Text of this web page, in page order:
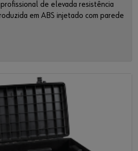
de elevada resistência
em ABS injetado com parede